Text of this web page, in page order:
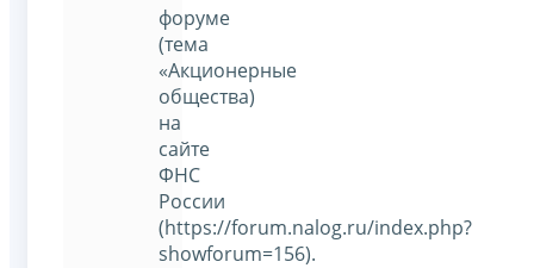
форуме
(тема
«Акционерные
общества)
на
сайте
ФНС
России
(https://forum.nalog.ru/index.php?
showforum=156).